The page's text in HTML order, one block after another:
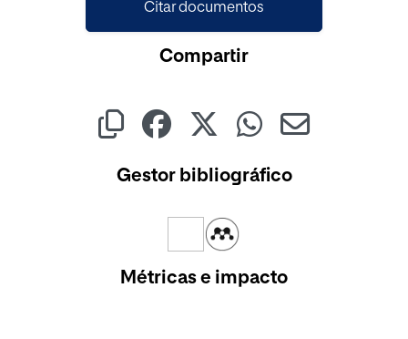
Citar documentos
Compartir
Gestor bibliográfico
Métricas e impacto